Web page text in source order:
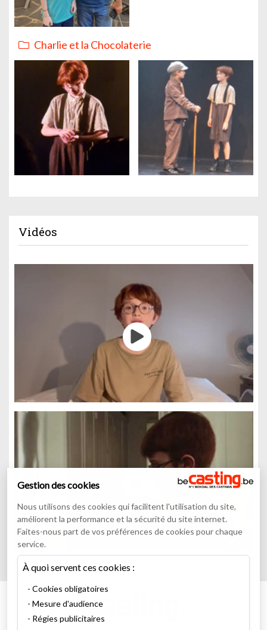
Charlie et la Chocolaterie
Vidéos
Gestion des cookies
Nous utilisons des cookies qui facilitent l'utilisation du site,
améliorent la performance et la sécurité du site internet.
Faites-nous part de vos préférences de cookies pour chaque
service.
À quoi servent ces cookies :
Cookies obligatoires
Mesure d'audience
Régies publicitaires